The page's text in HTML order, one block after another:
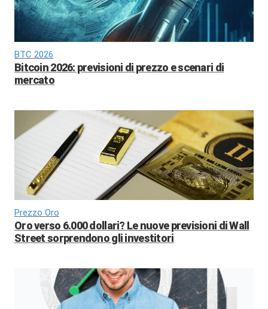
BTC 2026
Bitcoin 2026: previsioni di prezzo e scenari di
mercato
Prezzo Oro
Oro verso 6.000 dollari? Le nuove previsioni di Wall
Street sorprendono gli investitori